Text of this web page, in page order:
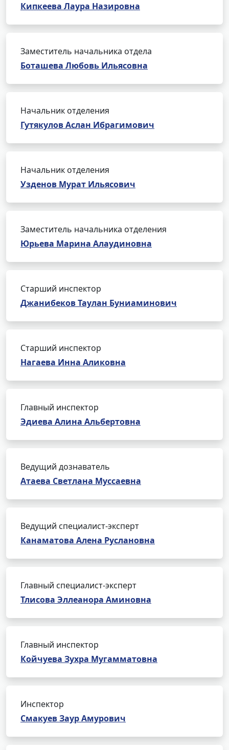
Кипкеева Лаура Назировна
Заместитель начальника отдела
Боташева Любовь Ильясовна
Начальник отделения
Гутякулов Аслан Ибрагимович
Начальник отделения
Узденов Мурат Ильясович
Заместитель начальника отделения
Юрьева Марина Алаудиновна
Старший инспектор
Джанибеков Таулан Буниаминович
Старший инспектор
Нагаева Инна Аликовна
Главный инспектор
Эдиева Алина Альбертовна
Ведущий дознаватель
Атаева Светлана Муссаевна
Ведущий специалист-эксперт
Канаматова Алена Руслановна
Главный специалист-эксперт
Тлисова Эллеанора Аминовна
Главный инспектор
Койчуева Зухра Мугамматовна
Инспектор
Смакуев Заур Амурович